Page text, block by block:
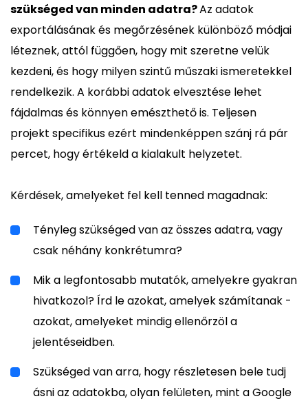
szükséged van minden adatra?Az adatok
exportálásának és megőrzésének különböző módjai
léteznek, attól függően, hogy mit szeretne velük
kezdeni, és hogy milyen szintű műszaki ismeretekkel
rendelkezik. A korábbi adatok elvesztése lehet
fájdalmas és könnyen emészthető is. Teljesen
projekt specifikus ezért mindenképpen szánj rá pár
percet, hogy értékeld a kialakult helyzetet.
Kérdések, amelyeket fel kell tenned magadnak:
Tényleg szükséged van az összes adatra, vagy
csak néhány konkrétumra?
Mik a legfontosabb mutatók, amelyekre gyakran
hivatkozol? Írd le azokat, amelyek számítanak -
azokat, amelyeket mindig ellenőrzöl a
jelentéseidben.
Szükséged van arra, hogy részletesen bele tudj
ásni az adatokba, olyan felületen, mint a Google